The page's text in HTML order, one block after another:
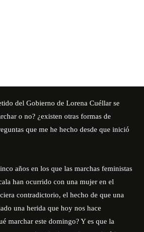
del Gobierno de Lorena Cuéllar se
o no? ¿existen otras formas de
que me he hecho desde que inició
años en los que las marchas feministas
han ocurrido con una mujer en el
contradictorio, el hecho de que una
una herida que hoy nos hace
marchar este domingo? Y es que la